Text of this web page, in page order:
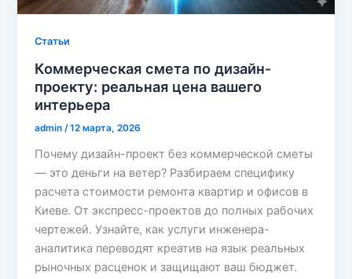
Cтатьи
Коммерческая смета по дизайн-
проекту: реальная цена вашего
интерьера
admin/12 марта, 2026
Почему дизайн-проект без коммерческой сметы
— это деньги на ветер? Разбираем специфику
расчета стоимости ремонта квартир и офисов в
Киеве. От экспресс-проектов до полных рабочих
чертежей. Узнайте, как услуги инженера-
аналитика переводят креатив на язык реальных
рыночных расценок и защищают ваш бюджет.